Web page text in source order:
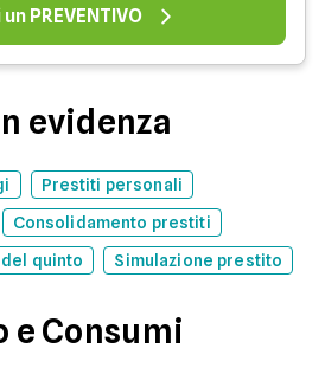
un PREVENTIVO
evidenza
Prestiti personali
Consolidamento prestiti
quinto
Simulazione prestito
e Consumi